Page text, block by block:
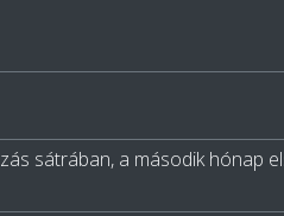
sátrában, a második hónap